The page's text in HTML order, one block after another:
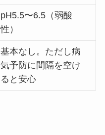
pH5.5〜6.5（弱酸
性）
基本なし。ただし病
気予防に間隔を空け
ると安心